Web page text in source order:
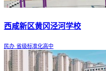
西咸新区黄冈泾河学校
民办 省级标准化高中